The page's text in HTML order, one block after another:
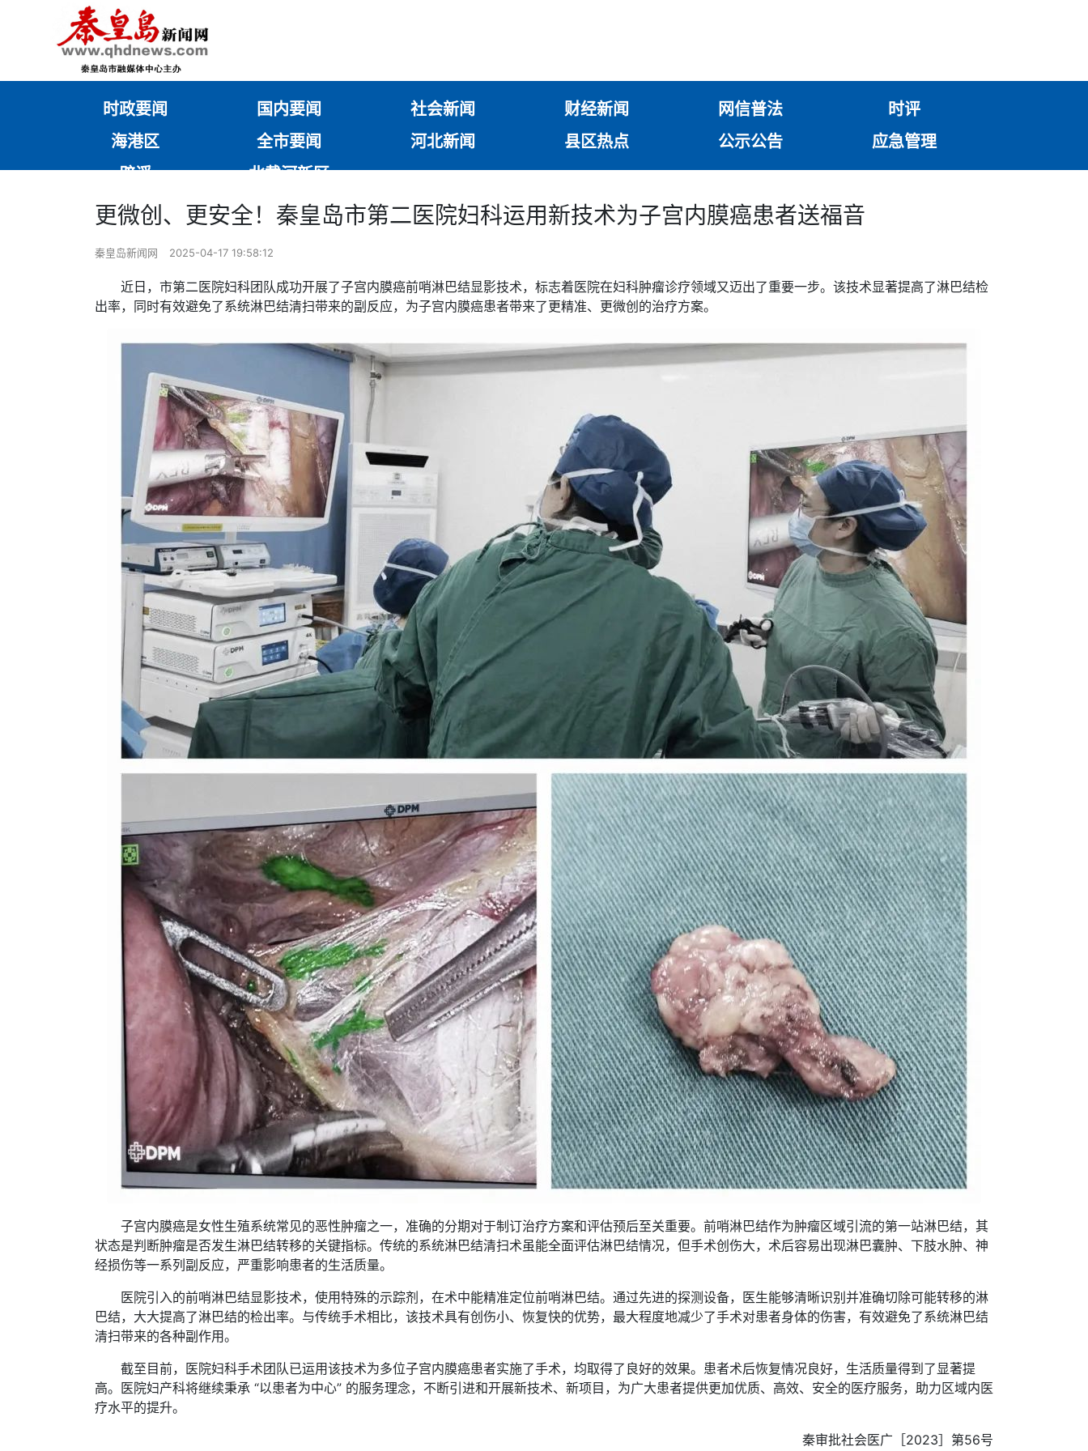
时政要闻 国内要闻 社会新闻 财经新闻 网信普法
时评
海港区
全市要闻 河北新闻 县区热点 公示公告
应急管理
辟谣
北戴河新区
更微创、更安全！秦皇岛市第二医院妇科运用新技术为子宫内膜癌患者送福音
秦皇岛新闻网 2025-04-17 19:58:12
近日，市第二医院妇科团队成功开展了子宫内膜癌前哨淋巴结显影技术，标志着医院在妇科肿瘤诊疗领域又迈出了重要一步。该技术显著提高了淋巴结检
出率，同时有效避免了系统淋巴结清扫带来的副反应，为子宫内膜癌患者带来了更精准、更微创的治疗方案。
子宫内膜癌是女性生殖系统常见的恶性肿瘤之一，准确的分期对于制订治疗方案和评估预后至关重要。前哨淋巴结作为肿瘤区域引流的第一站淋巴结，其
状态是判断肿瘤是否发生淋巴结转移的关键指标。传统的系统淋巴结清扫术虽能全面评估淋巴结情况，但手术创伤大，术后容易出现淋巴囊肿、下肢水肿、神
经损伤等一系列副反应，严重影响患者的生活质量。
医院引入的前哨淋巴结显影技术，使用特殊的示踪剂，在术中能精准定位前哨淋巴结。通过先进的探测设备，医生能够清晰识别并准确切除可能转移的淋
巴结，大大提高了淋巴结的检出率。与传统手术相比，该技术具有创伤小、恢复快的优势，最大程度地减少了手术对患者身体的伤害，有效避免了系统淋巴结
清扫带来的各种副作用。
截至目前，医院妇科手术团队已运用该技术为多位子宫内膜癌患者实施了手术，均取得了良好的效果。患者术后恢复情况良好，生活质量得到了显著提
高。医院妇产科将继续秉承 “以患者为中心” 的服务理念，不断引进和开展新技术、新项目，为广大患者提供更加优质、高效、安全的医疗服务，助力区域内医
疗水平的提升。
秦审批社会医广［2023］第56号